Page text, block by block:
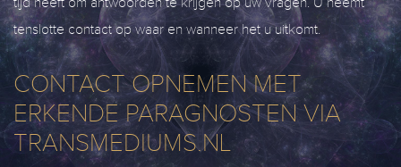
tenslotte contact op waar en wanneer het u uitkomt.
CONTACT OPNEMEN MET
ERKENDE PARAGNOSTEN VIA
TRANSMEDIUMS.NL